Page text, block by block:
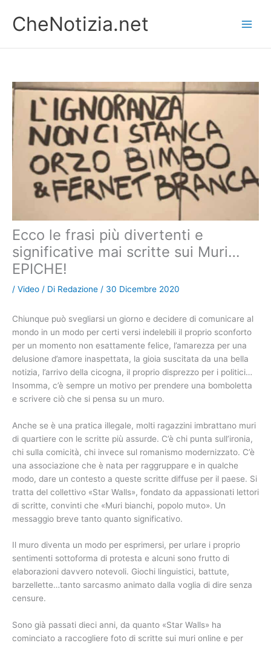
contenuto
CheNotizia.net
Ecco le frasi più divertenti e
significative mai scritte sui Muri…
EPICHE!
/ Video / Di Redazione / 30 Dicembre 2020
Chiunque può svegliarsi un giorno e decidere di comunicare al
mondo in un modo per certi versi indelebili il proprio sconforto
per un momento non esattamente felice, l’amarezza per una
delusione d’amore inaspettata, la gioia suscitata da una bella
notizia, l’arrivo della cicogna, il proprio disprezzo per i politici…
Insomma, c’è sempre un motivo per prendere una bomboletta
e scrivere ciò che si pensa su un muro.
Anche se è una pratica illegale, molti ragazzini imbrattano muri
di quartiere con le scritte più assurde. C’è chi punta sull’ironia,
chi sulla comicità, chi invece sul romanismo modernizzato. C’è
una associazione che è nata per raggruppare e in qualche
modo, dare un contesto a queste scritte diffuse per il paese. Si
tratta del collettivo «Star Walls», fondato da appassionati lettori
di scritte, convinti che «Muri bianchi, popolo muto». Un
messaggio breve tanto quanto significativo.
Il muro diventa un modo per esprimersi, per urlare i proprio
sentimenti sottoforma di protesta e alcuni sono frutto di
elaborazioni davvero notevoli. Giochi linguistici, battute,
barzellette…tanto sarcasmo animato dalla voglia di dire senza
censure.
Sono già passati dieci anni, da quanto «Star Walls» ha
cominciato a raccogliere foto di scritte sui muri online e per